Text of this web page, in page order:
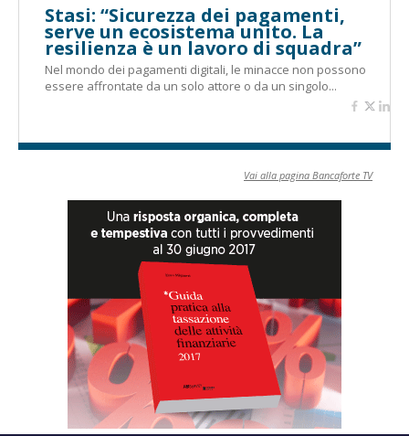
Stasi: “Sicurezza dei pagamenti,
serve un ecosistema unito. La
resilienza è un lavoro di squadra”
Nel mondo dei pagamenti digitali, le minacce non possono
essere affrontate da un solo attore o da un singolo...
Vai alla pagina Bancaforte TV